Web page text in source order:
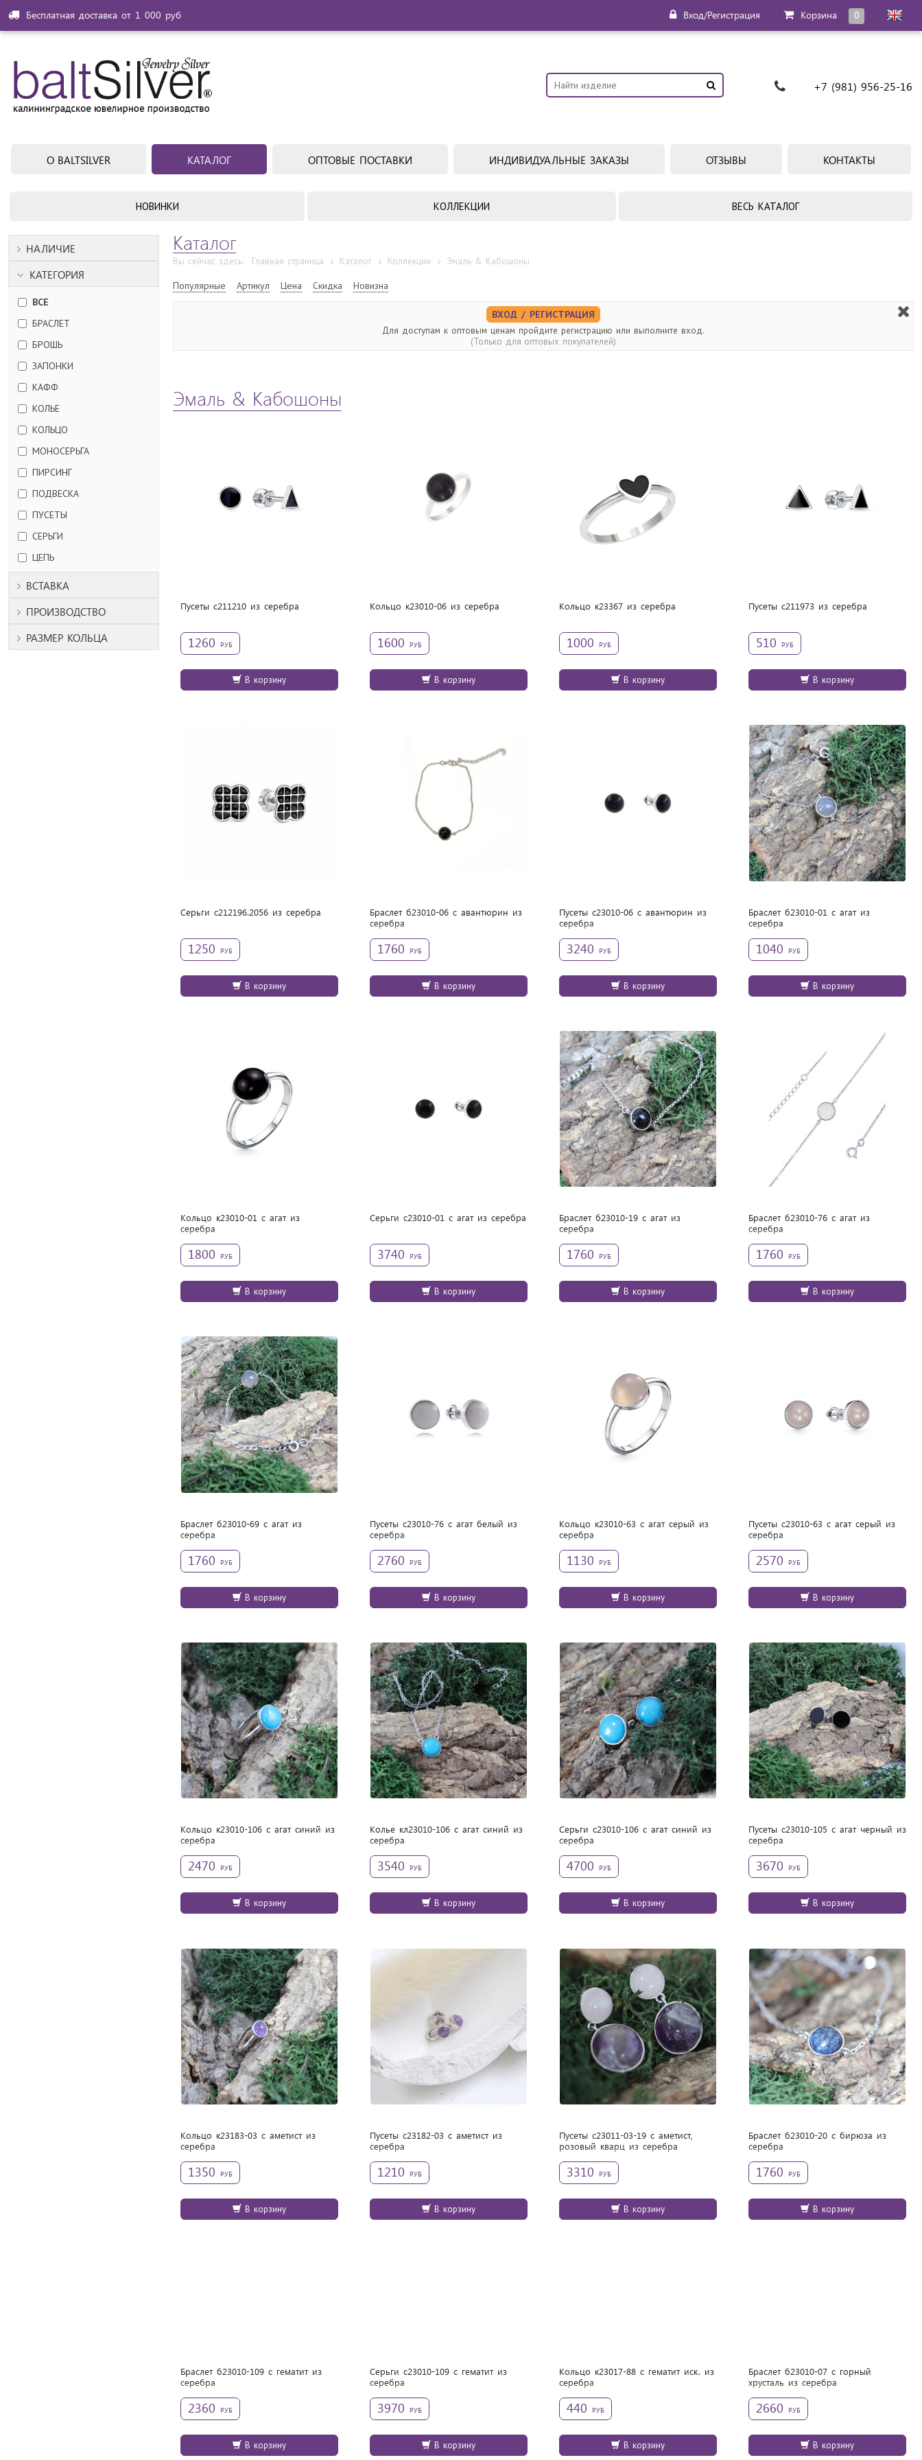
Бесплатная доставка от 1 000 руб Вход/Регистрация Корзина 0
+7 (981) 956-25-16
О BALTSILVER КАТАЛОГ ОПТОВЫЕ ПОСТАВКИ ИНДИВИДУАЛЬНЫЕ ЗАКАЗЫ ОТЗЫВЫ КОНТАКТЫ
НОВИНКИ КОЛЛЕКЦИИ ВЕСЬ КАТАЛОГ
НАЛИЧИЕ
КАТЕГОРИЯ
ВСЕ
БРАСЛЕТ
БРОШЬ
ЗАПОНКИ
КАФФ
КОЛЬЕ
КОЛЬЦО
МОНОСЕРЬГА
ПИРСИНГ
ПОДВЕСКА
ПУСЕТЫ
СЕРЬГИ
ЦЕПЬ
ВСТАВКА
ПРОИЗВОДСТВО
РАЗМЕР КОЛЬЦА
Каталог
Вы сейчас здесь: Главная страница Каталог Коллекции Эмаль & Кабошоны
Популярные Артикул Цена Скидка Новизна
ВХОД / РЕГИСТРАЦИЯ
Для доступам к оптовым ценам пройдите регистрацию или выполните вход.
(Только для оптовых покупателей)
Эмаль & Кабошоны
Пусеты с211210 из cеребра
1260 РУБ
В корзину
Кольцо к23010-06 из cеребра
1600 РУБ
В корзину
Кольцо к23367 из cеребра
1000 РУБ
В корзину
Пусеты с211973 из cеребра
510 РУБ
В корзину
Серьги с212196.2056 из cеребра
1250 РУБ
В корзину
Браслет б23010-06 с авантюрин из
cеребра
1760 РУБ
В корзину
Пусеты с23010-06 с авантюрин из
cеребра
3240 РУБ
В корзину
Браслет б23010-01 с агат из
cеребра
1040 РУБ
В корзину
Кольцо к23010-01 с агат из
cеребра
1800 РУБ
В корзину
Серьги с23010-01 с агат из cеребра
3740 РУБ
В корзину
Браслет б23010-19 с агат из
cеребра
1760 РУБ
В корзину
Браслет б23010-76 с агат из
cеребра
1760 РУБ
В корзину
Браслет б23010-69 с агат из
cеребра
1760 РУБ
В корзину
Пусеты с23010-76 с агат белый из
cеребра
2760 РУБ
В корзину
Кольцо к23010-63 с агат серый из
cеребра
1130 РУБ
В корзину
Пусеты с23010-63 с агат серый из
cеребра
2570 РУБ
В корзину
Кольцо к23010-106 с агат синий из
cеребра
2470 РУБ
В корзину
Колье кл23010-106 с агат синий из
cеребра
3540 РУБ
В корзину
Серьги с23010-106 с агат синий из
cеребра
4700 РУБ
В корзину
Пусеты с23010-105 с агат черный из
cеребра
3670 РУБ
В корзину
Кольцо к23183-03 с аметист из
cеребра
1350 РУБ
В корзину
Пусеты с23182-03 с аметист из
cеребра
1210 РУБ
В корзину
Пусеты с23011-03-19 с аметист,
розовый кварц из cеребра
3310 РУБ
В корзину
Браслет б23010-20 с бирюза из
cеребра
1760 РУБ
В корзину
Браслет б23010-109 с гематит из
cеребра
2360 РУБ
В корзину
Серьги с23010-109 с гематит из
cеребра
3970 РУБ
В корзину
Кольцо к23017-88 с гематит иск. из
cеребра
440 РУБ
В корзину
Браслет б23010-07 с горный
хрусталь из cеребра
2660 РУБ
В корзину